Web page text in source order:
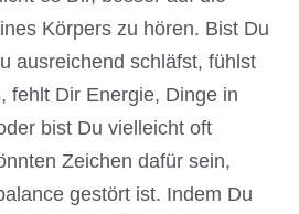
Körpers zu hören. Bist Du
ausreichend schläfst, fühlst
fehlt Dir Energie, Dinge in
bist Du vielleicht oft
Zeichen dafür sein,
gestört ist. Indem Du